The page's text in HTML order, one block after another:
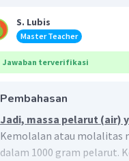
S. Lubis
Master Teacher
Jawaban terverifikasi
Pembahasan
Jadi, massa pelarut (air)
Kemolalan atau molalitas
dalam 1000 gram pelarut.